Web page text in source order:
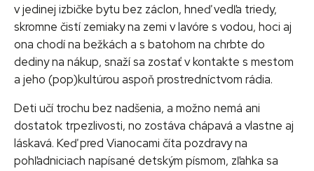
v jedinej izbičke bytu bez záclon, hneď vedľa triedy,
skromne čistí zemiaky na zemi v lavóre s vodou, hoci aj
ona chodí na bežkách a s batohom na chrbte do
dediny na nákup, snaží sa zostať v kontakte s mestom
a jeho (pop)kultúrou aspoň prostredníctvom rádia.
Deti učí trochu bez nadšenia, a možno nemá ani
dostatok trpezlivosti, no zostáva chápavá a vlastne aj
láskavá. Keď pred Vianocami číta pozdravy na
pohľadniciach napísané detským písmom, zľahka sa